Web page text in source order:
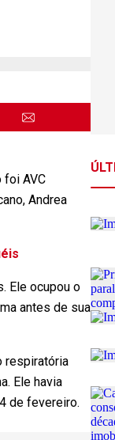
foi AVC
Andrea
Ele ocupou o
antes de sua
respiratória
Ele havia
de fevereiro.